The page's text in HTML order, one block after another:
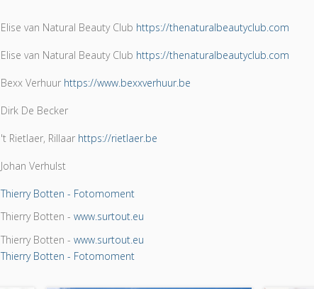
Elise van Natural Beauty Club https://thenaturalbeautyclub.com
Elise van Natural Beauty Club https://thenaturalbeautyclub.com
Bexx Verhuur https://www.bexxverhuur.be
Dirk De Becker
't Rietlaer, Rillaar https://rietlaer.be
Johan Verhulst
Thierry Botten - Fotomoment
Thierry Botten - www.surtout.eu
Thierry Botten - www.surtout.eu
Thierry Botten - Fotomoment